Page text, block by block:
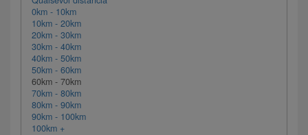
0km - 10km
10km - 20km
20km - 30km
30km - 40km
40km - 50km
50km - 60km
60km - 70km
70km - 80km
80km - 90km
90km - 100km
100km +